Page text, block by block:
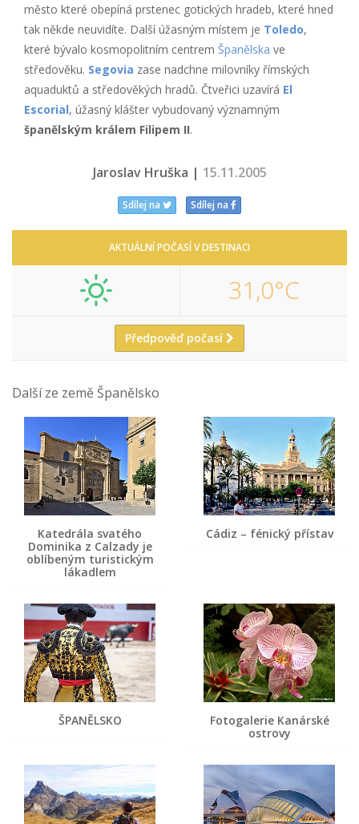
město které obepíná prstenec gotických hradeb, které hned
tak někde neuvidíte. Další úžasným místem je Toledo,
které bývalo kosmopolitním centrem Španělska ve
středověku. Segovia zase nadchne milovníky římských
aquaduktů a středověkých hradů. Čtveřici uzavírá El
Escorial, úžasný klášter vybudovaný významným
španělským králem Filipem II.
Jaroslav Hruška | 15.11.2005
Sdílej na Sdílej na
AKTUÁLNÍ POČASÍ V DESTINACI
31,0°C
Předpověď počasí
Další ze země Španělsko
Katedrála svatého
Dominika z Calzady je
oblíbeným turistickým
lákadlem
Cádiz – fénický přístav
ŠPANĚLSKO
Fotogalerie Kanárské
ostrovy